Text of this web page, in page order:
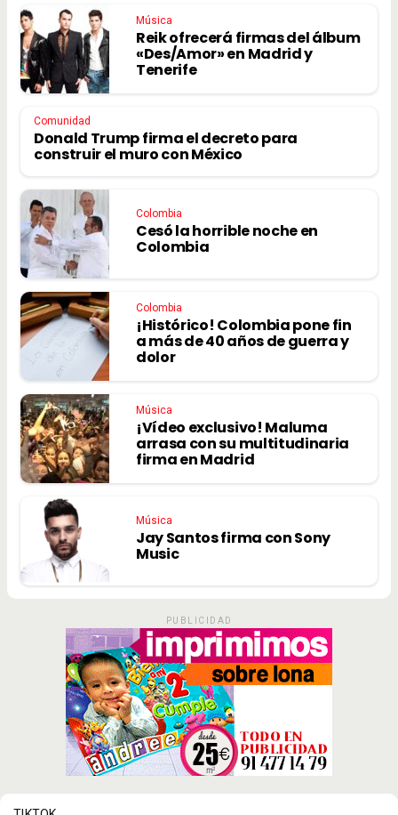
Música
Reik ofrecerá firmas del álbum
«Des/Amor» en Madrid y
Tenerife
Comunidad
Donald Trump firma el decreto para
construir el muro con México
Colombia
Cesó la horrible noche en
Colombia
Colombia
¡Histórico! Colombia pone fin
a más de 40 años de guerra y
dolor
Música
¡Vídeo exclusivo! Maluma
arrasa con su multitudinaria
firma en Madrid
Música
Jay Santos firma con Sony
Music
PUBLICIDAD